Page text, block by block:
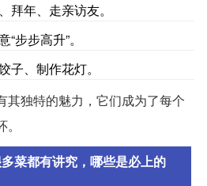
拜年、走亲访友。
步步高升”。
子、制作花灯。
其独特的魅力，它们成为了每个
菜都有讲究，哪些是必上的